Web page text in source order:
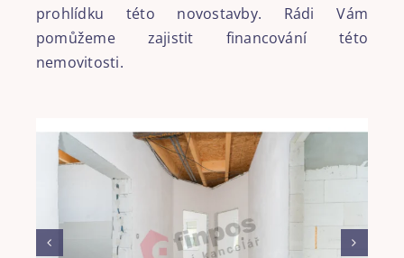
prohlídku této novostavby. Rádi Vám
pomůžeme zajistit financování této
nemovitosti.